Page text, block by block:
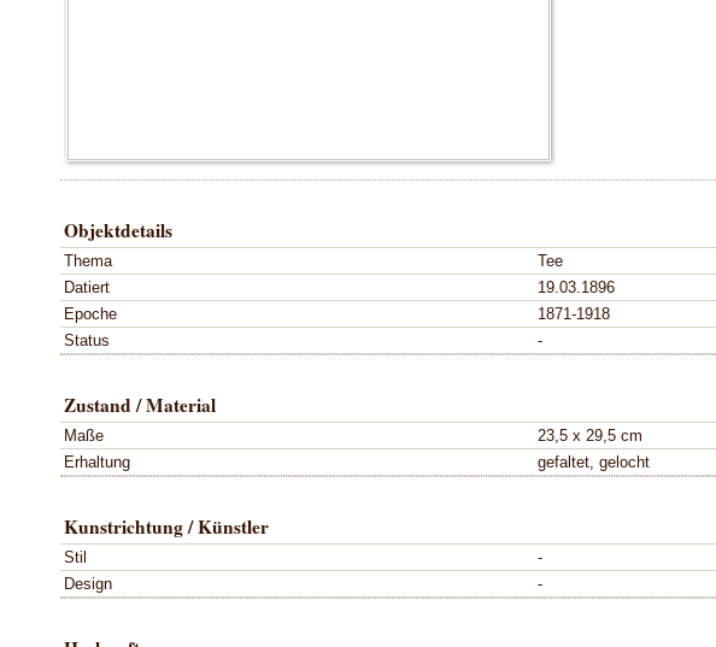
Objektdetails
Thema
Tee
Datiert
19.03.1896
Epoche
1871-1918
Status
-
Zustand / Material
Maße
23,5 x 29,5 cm
Erhaltung
gefaltet, gelocht
Kunstrichtung / Künstler
Stil
-
Design
-